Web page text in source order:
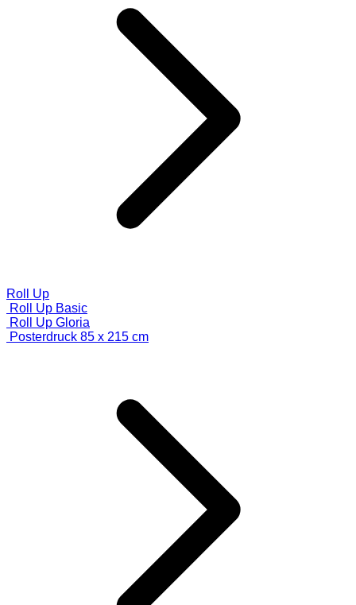
Roll Up
Roll Up Basic
Roll Up Gloria
Posterdruck 85 x 215 cm